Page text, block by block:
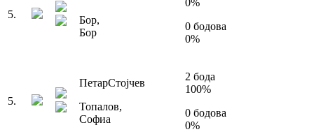
5.
Бор,
Бор
0 бодова
0%
5.
ПетарСтојчев
Топалов,
Софиа
2 бода
100%
0 бодова
0%